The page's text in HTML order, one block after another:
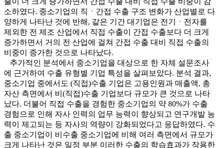
소하였다. 중소기업의 직ㆍ간접 수출 구조 변화가 산업별로 다
양하게 나타난 것에 반해, 같은 기간 대기업은 전기ㆍ전자를
제외한 전 제조 산업에서 직접 수출이 간접 수출보다 더 크게
증가하면서 거의 전 산업에 걸쳐 간접 수출 대비 직접 수출의
비중이 증가한 것으로 나타났다.
추가적인 분석에서 중소기업을 대상으로 한 자체 설문조사
에 근거하여 수출 유형별 기업 특성을 살펴보았다. 분석 결과,
중소기업 중에서도 (직접)수출 기업은 고용인원과 매출액, 총
자산 측면에서 비(직접)수출 기업보다 규모가 큰 것으로 나타
났다. 더불어 직접 수출을 경험한 중소기업의 약 80%가 수출
경험으로 인해 자사 인력의 업무 능력이 향상되고 연구개발 능
력이 제고되는 등 자사의 역량이 강화되었다고 응답하였다. 수
출 중소기업이 비수출 중소기업에 비해 여러 측면에서 규모가
크게 나타난 것은 일정 부분 이러한 수출의 학습효과가 작용한